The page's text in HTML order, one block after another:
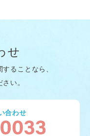
せ
ることなら、
い。
合わせ